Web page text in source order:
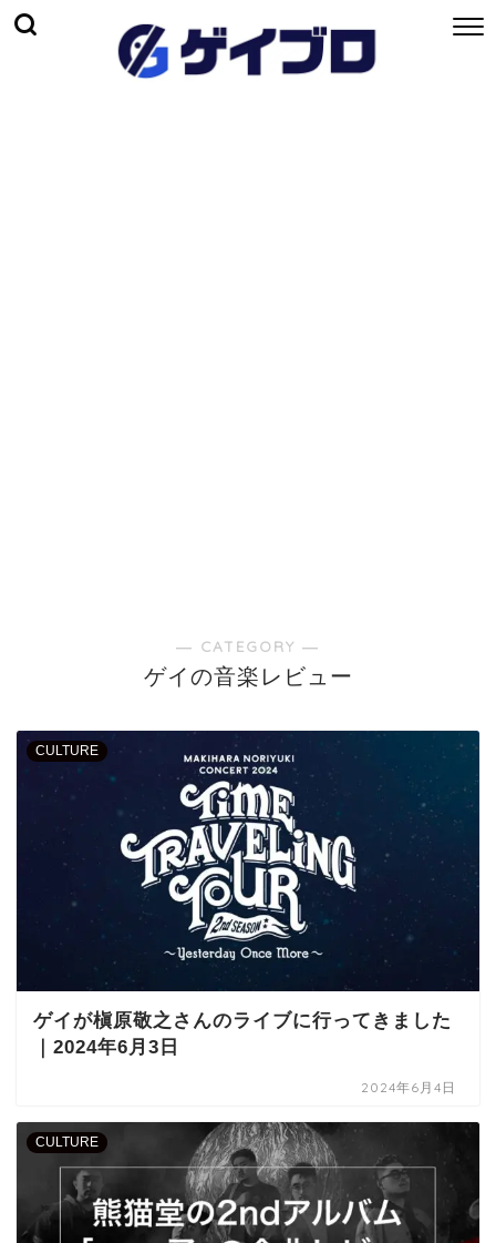
― CATEGORY ―
ゲイの音楽レビュー
CULTURE
ゲイが槇原敬之さんのライブに行ってきました
｜2024年6月3日
2024年6月4日
CULTURE